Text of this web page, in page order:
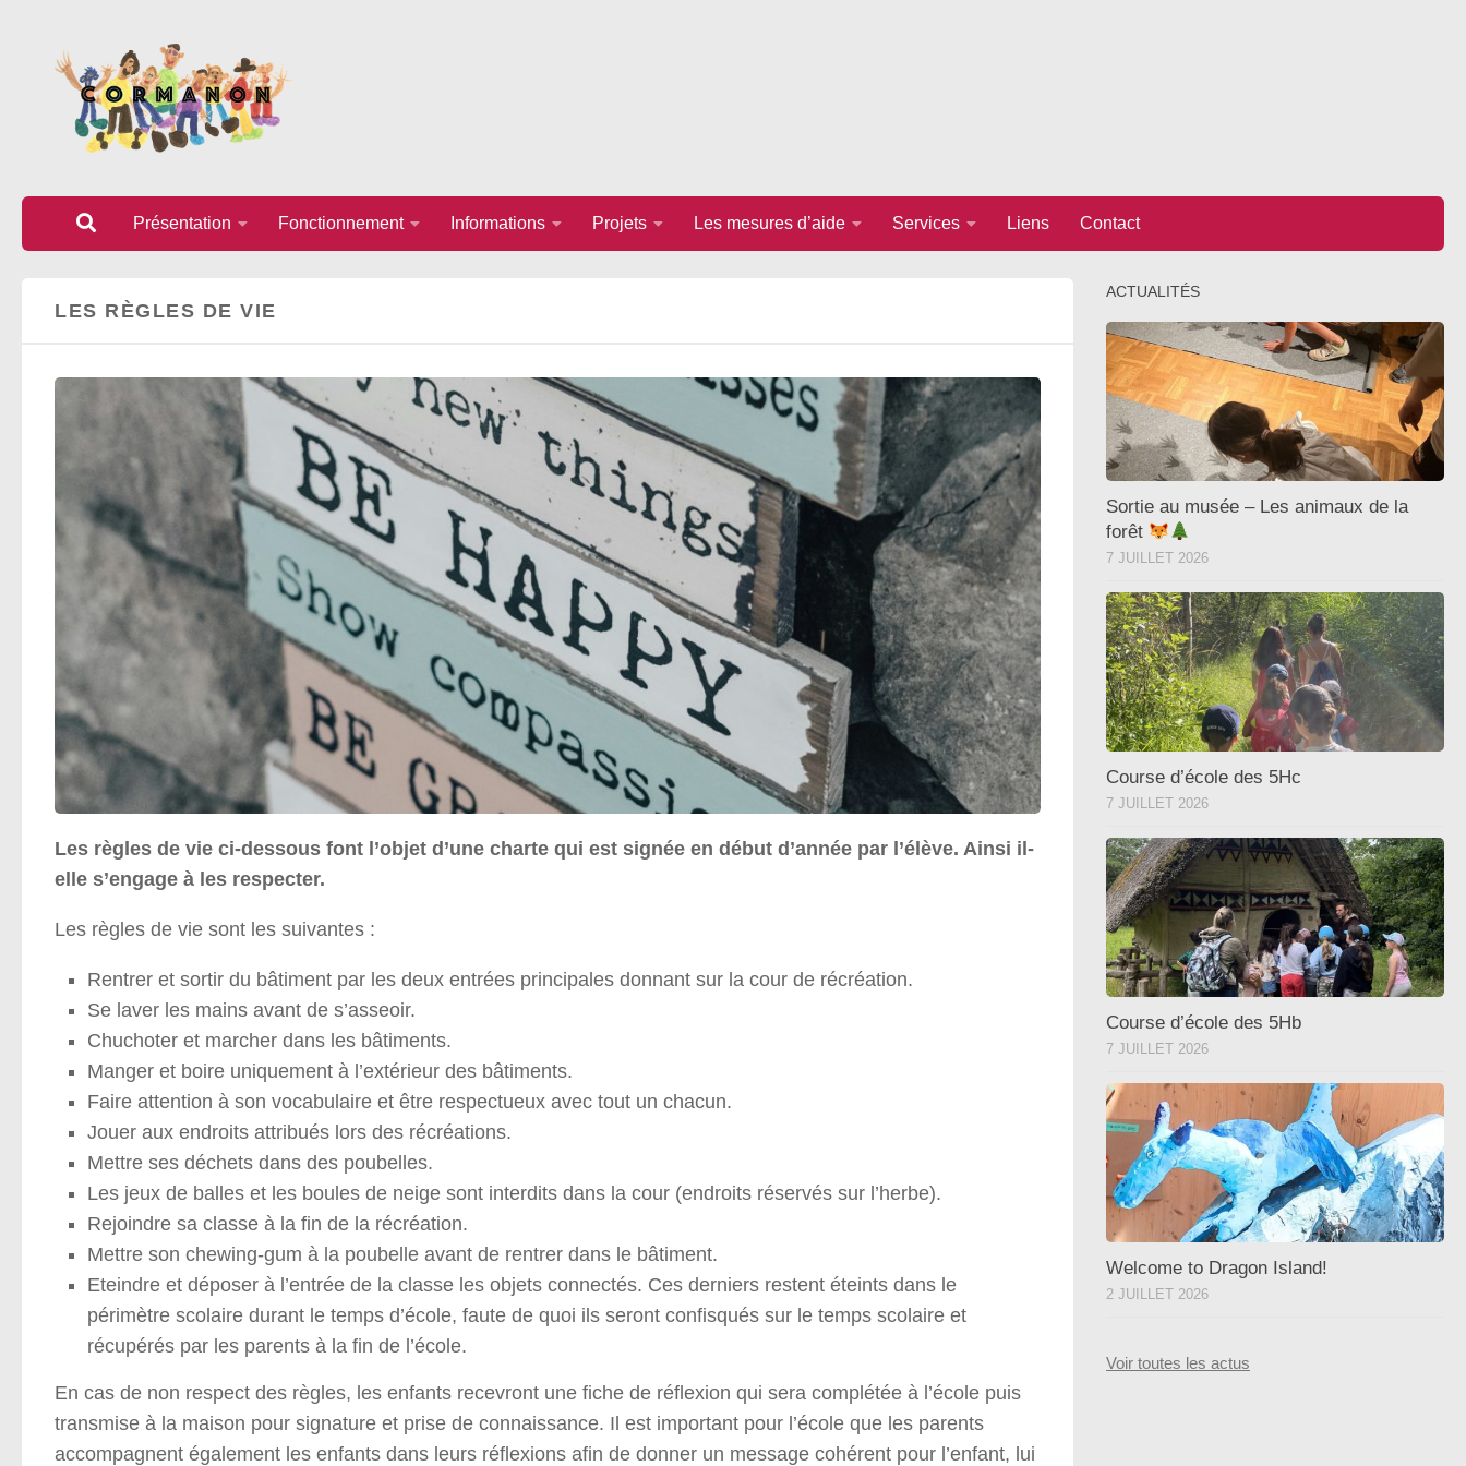
Présentation Fonctionnement Informations Projets Les mesures d’aide Services Liens Contact
LES RÈGLES DE VIE
Les règles de vie ci-dessous font l’objet d’une charte qui est signée en début d’année par l’élève. Ainsi il-
elle s’engage à les respecter.
Les règles de vie sont les suivantes :
Rentrer et sortir du bâtiment par les deux entrées principales donnant sur la cour de récréation.
Se laver les mains avant de s’asseoir.
Chuchoter et marcher dans les bâtiments.
Manger et boire uniquement à l’extérieur des bâtiments.
Faire attention à son vocabulaire et être respectueux avec tout un chacun.
Jouer aux endroits attribués lors des récréations.
Mettre ses déchets dans des poubelles.
Les jeux de balles et les boules de neige sont interdits dans la cour (endroits réservés sur l’herbe).
Rejoindre sa classe à la fin de la récréation.
Mettre son chewing-gum à la poubelle avant de rentrer dans le bâtiment.
Eteindre et déposer à l’entrée de la classe les objets connectés. Ces derniers restent éteints dans le
périmètre scolaire durant le temps d’école, faute de quoi ils seront confisqués sur le temps scolaire et
récupérés par les parents à la fin de l’école.
En cas de non respect des règles, les enfants recevront une fiche de réflexion qui sera complétée à l’école puis
transmise à la maison pour signature et prise de connaissance. Il est important pour l’école que les parents
accompagnent également les enfants dans leurs réflexions afin de donner un message cohérent pour l’enfant, lui
ACTUALITÉS
Sortie au musée – Les animaux de la
forêt
7 JUILLET 2026
Course d’école des 5Hc
7 JUILLET 2026
Course d’école des 5Hb
7 JUILLET 2026
Welcome to Dragon Island!
2 JUILLET 2026
Voir toutes les actus